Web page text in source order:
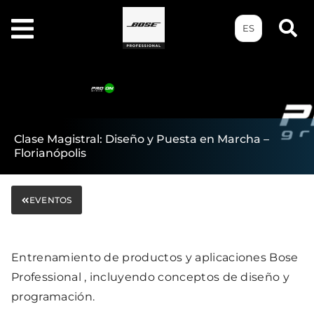
ES
Clase Magistral: Diseño y Puesta en Marcha –
Florianópolis
EVENTOS
Entrenamiento de productos y aplicaciones Bose
Professional , incluyendo conceptos de diseño y
programación.